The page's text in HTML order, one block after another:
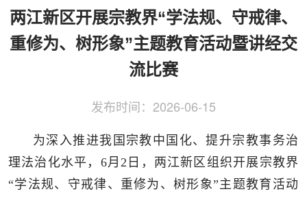
侨务工作 区县动态 统战历史文化
两江新区开展宗教界“学法规、守戒律、
重修为、树形象”主题教育活动暨讲经交
流比赛
发布时间： 2026-06-15
为深入推进我国宗教中国化、提升宗教事务治
理法治化水平，6月2日，两江新区组织开展宗教界
“学法规、守戒律、重修为、树形象”主题教育活动